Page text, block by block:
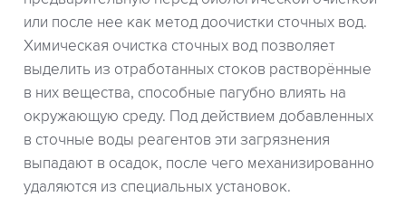
или после нее как метод доочистки сточных вод.
Химическая очистка сточных вод позволяет
выделить из отработанных стоков растворённые
в них вещества, способные пагубно влиять на
окружающую среду. Под действием добавленных
в сточные воды реагентов эти загрязнения
выпадают в осадок, после чего механизированно
удаляются из специальных установок.